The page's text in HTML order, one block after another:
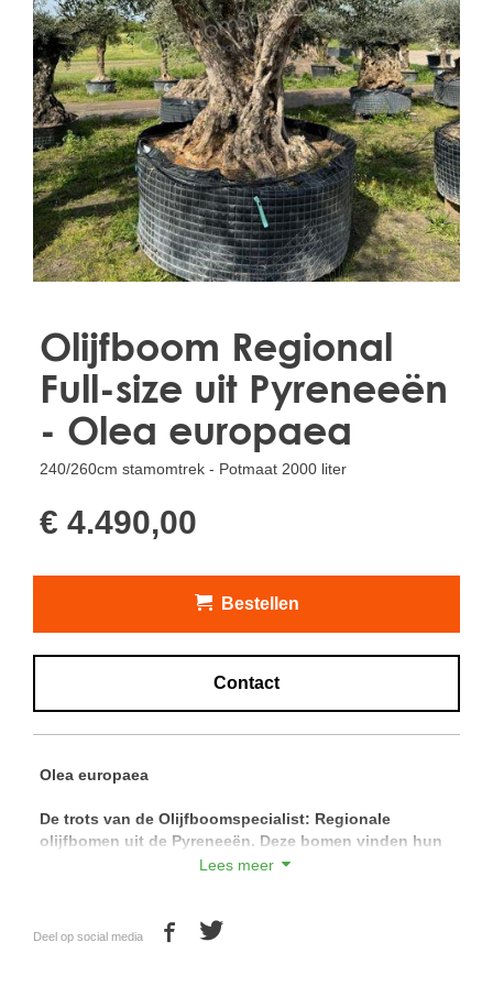
Treesafe
VORSTBESCHERMINGVOORBOMEN.NL
WINTERSCHUTZFUERBAEUME.DE
FROSTPROTECTIONFORTREES.CO.UK
Terracotta
TERRACOTTA.NL
TERRACOTTA.BE
TERRAKOTTA.DE
Olijfboom Regional
Full-size uit Pyreneeën
- Olea europaea
240/260cm stamomtrek - Potmaat 2000 liter
€ 4.490,00
Bestellen
Contact
Olea europaea
De trots van de Olijfboomspecialist: Regionale
olijfbomen uit de Pyreneeën. Deze bomen vinden hun
oorsprong ten zuiden van de Pyreneeën en zijn
Lees meer
Deel op social media